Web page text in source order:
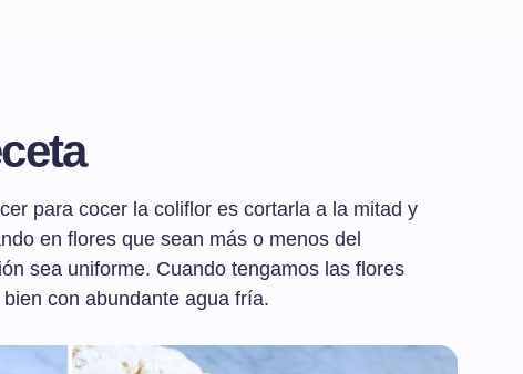
para cocer la coliflor es cortarla a la mitad y
en flores que sean más o menos del
sea uniforme. Cuando tengamos las flores
con abundante agua fría.